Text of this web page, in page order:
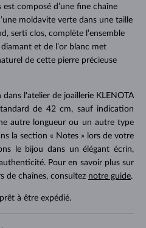
composé d’une fine chaîne
moldavite verte dans une taille
serti clos, complète l’ensemble
et de l’or blanc met
de cette pierre précieuse
l'atelier de joaillerie KLENOTA
de 42 cm, sauf indication
autre longueur ou un autre type
la section « Notes » lors de votre
le bijou dans un élégant écrin,
Pour en savoir plus sur
de chaînes, consultez notre guide.
à être expédié.